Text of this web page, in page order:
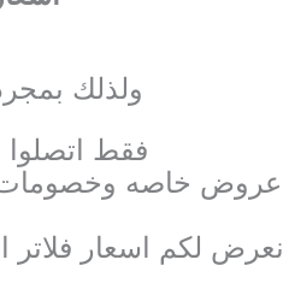
ولذلك
فقط اتصلوا
عروض خاصه وخصومات
نعرض لكم اسعار فلاتر